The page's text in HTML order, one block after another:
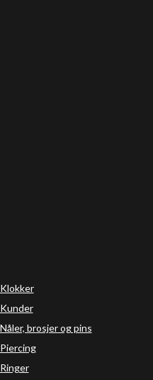
Klokker
Kunder
Nåler, brosjer og pins
Piercing
Ringer